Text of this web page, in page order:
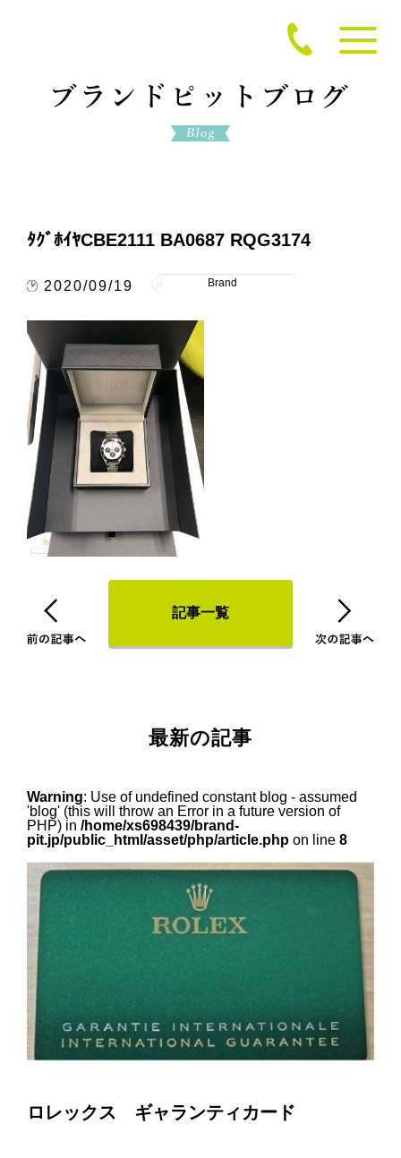
ﾀｸﾞﾎｲﾔCBE2111 BA0687 RQG3174
2020/09/19 Brand
記事一覧
最新の記事
Warning: Use of undefined constant blog - assumed
'blog' (this will throw an Error in a future version of
PHP) in /home/xs698439/brand-
pit.jp/public_html/asset/php/article.phpon line 8
ロレックス ギャランティカード